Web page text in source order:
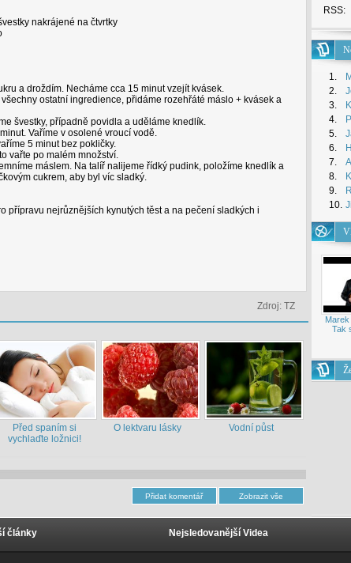
nakrájené na čtvrtky
a droždím. Necháme cca 15 minut vzejít kvásek.
ostatní ingredience, přidáme rozehřáté máslo + kvásek a
švestky, případně povidla a uděláme knedlík.
Vaříme v osolené vroucí vodě.
5 minut bez pokličky.
vařte po malém množství.
máslem. Na talíř nalijeme řídký pudink, položíme knedlík a
cukrem, aby byl víc sladký.
přípravu nejrůznějších kynutých těst a na pečení sladkých i
Zdroj: TZ
Před spaním si
vychlaďte ložnici!
O lektvaru lásky Vodní půst
RSS:
1.
2.
3.
4.
5.
6.
7.
8.
9.
10.
Tak
články Nejsledovanější Videa